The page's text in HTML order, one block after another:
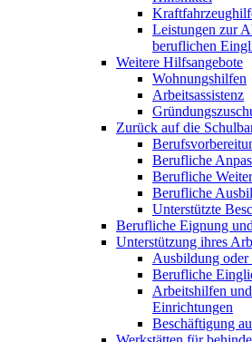
Leistungen zur
beruflichen
Weitere Hilfsangebote
Wohnungshilfen
Arbeitsassistenz
Zurück auf die
Berufliche
Berufliche
Berufliche
Unterstützte
Berufliche Eignung
Unterstützung ihres
Ausbildung
Berufliche
Arbeitshilfen
Einrichtungen
Beschäftigung